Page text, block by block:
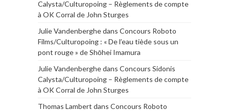
Calysta/Culturopoing – Règlements de compte
à OK Corral de John Sturges
Julie Vandenberghedans Concours Roboto
Films/Culturopoing : « De l’eau tiède sous un
pont rouge » de Shōhei Imamura
Julie Vandenberghedans Concours Sidonis
Calysta/Culturopoing – Règlements de compte
à OK Corral de John Sturges
Thomas Lambert dans Concours Roboto